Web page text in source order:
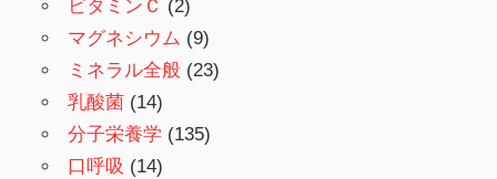
ビタミンＣ (2)
マグネシウム (9)
ミネラル全般 (23)
乳酸菌 (14)
分子栄養学 (135)
口呼吸 (14)